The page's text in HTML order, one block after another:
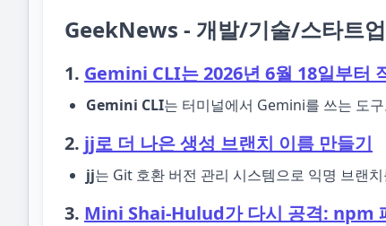
GeekNews - 개발/기술/스타트
1. Gemini CLI는 2026년 6월 18일부터
Gemini CLI는 터미널에서 Gemini를 쓰는 도
2. jj로 더 나은 생성 브랜치 이름 만들기
jj는 Git 호환 버전 관리 시스템으로 익명 브랜
3. Mini Shai-Hulud가 다시 공격: npm